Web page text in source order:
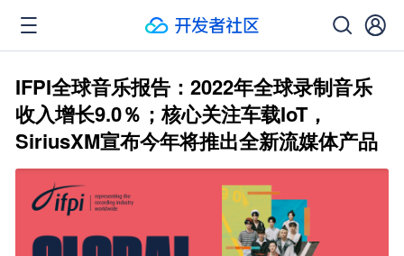
IFPI全球音乐报告：2022年全球录制音乐
收入增长9.0％；核心关注车载IoT，
SiriusXM宣布今年将推出全新流媒体产品